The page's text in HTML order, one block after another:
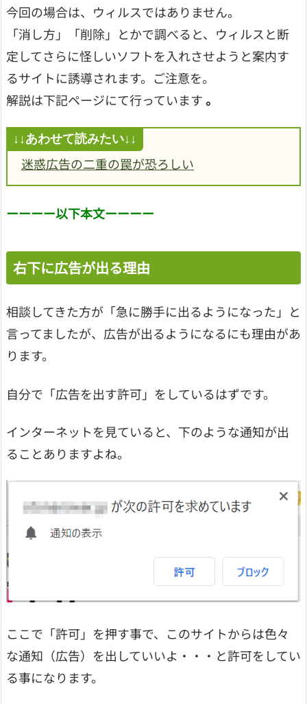
今回の場合は、ウィルスではありません。
「消し方」「削除」とかで調べると、ウィルスと断
定してさらに怪しいソフトを入れさせようと案内す
るサイトに誘導されます。ご注意を。
解説は下記ページにて行っています。
迷惑広告の二重の罠が恐ろしい
ーーーー以下本文ーーーー
右下に広告が出る理由
相談してきた方が「急に勝手に出るようになった」と
言ってましたが、広告が出るようになるにも理由があ
ります。
自分で「広告を出す許可」をしているはずです。
インターネットを見ていると、下のような通知が出
ることありますよね。
ここで「許可」を押す事で、このサイトからは色々
な通知（広告）を出していいよ・・・と許可をしてい
る事になります。